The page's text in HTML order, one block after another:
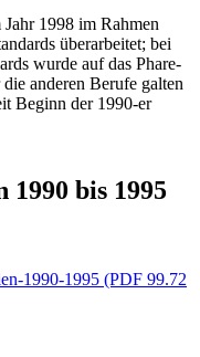
1998 im Rahmen
überarbeitet; bei
wurde auf das Phare-
anderen Berufe galten
Beginn der 1990-er
1990 bis 1995
1990-1995 (PDF 99.72